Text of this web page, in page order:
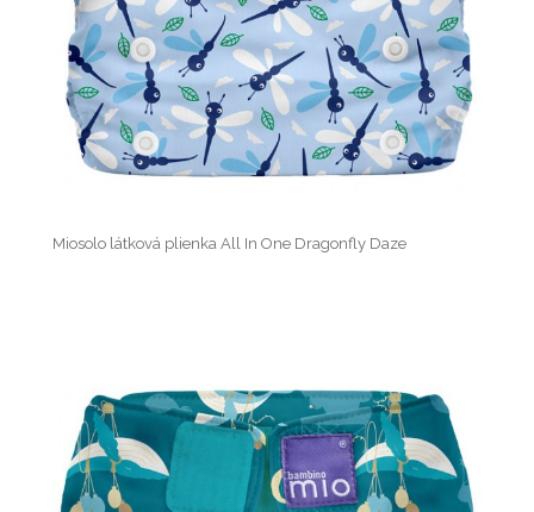
Miosolo látková plienka All In One Dragonfly Daze